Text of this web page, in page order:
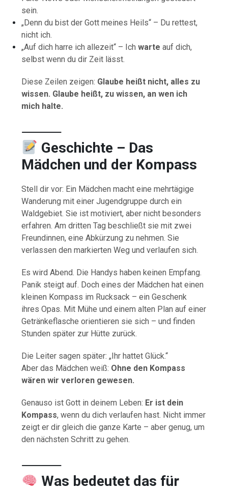
sein.
„Denn du bist der Gott meines Heils“ – Du rettest,
nicht ich.
„Auf dich harre ich allezeit“ – Ichwarte auf dich,
selbst wenn du dir Zeit lässt.
Diese Zeilen zeigen: Glaube heißt nicht, alles zu
wissen. Glaube heißt, zu wissen, an wen ich
mich halte.
⸻
Geschichte – Das
Mädchen und der Kompass
Stell dir vor: Ein Mädchen macht eine mehrtägige
Wanderung mit einer Jugendgruppe durch ein
Waldgebiet. Sie ist motiviert, aber nicht besonders
erfahren. Am dritten Tag beschließt sie mit zwei
Freundinnen, eine Abkürzung zu nehmen. Sie
verlassen den markierten Weg und verlaufen sich.
Es wird Abend. Die Handys haben keinen Empfang.
Panik steigt auf. Doch eines der Mädchen hat einen
kleinen Kompass im Rucksack – ein Geschenk
ihres Opas. Mit Mühe und einem alten Plan auf einer
Getränkeflasche orientieren sie sich – und finden
Stunden später zur Hütte zurück.
Die Leiter sagen später: „Ihr hattet Glück.“
Aber das Mädchen weiß: Ohne den Kompass
wären wir verloren gewesen.
Genauso ist Gott in deinem Leben: Er ist dein
Kompass, wenn du dich verlaufen hast. Nicht immer
zeigt er dir gleich die ganze Karte – aber genug, um
den nächsten Schritt zu gehen.
⸻
Was bedeutet das für